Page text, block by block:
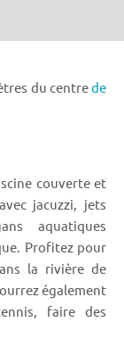
du centrede
couverte et
jacuzzi, jets
aquatiques
Profitez pour
la rivière de
également
faire des